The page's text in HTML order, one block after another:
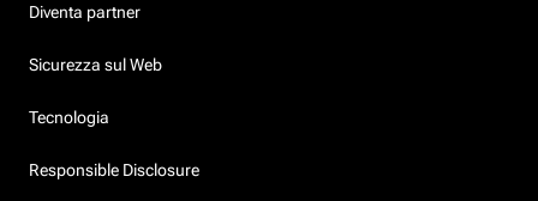
Diventa partner
Sicurezza sul Web
Tecnologia
Responsible Disclosure